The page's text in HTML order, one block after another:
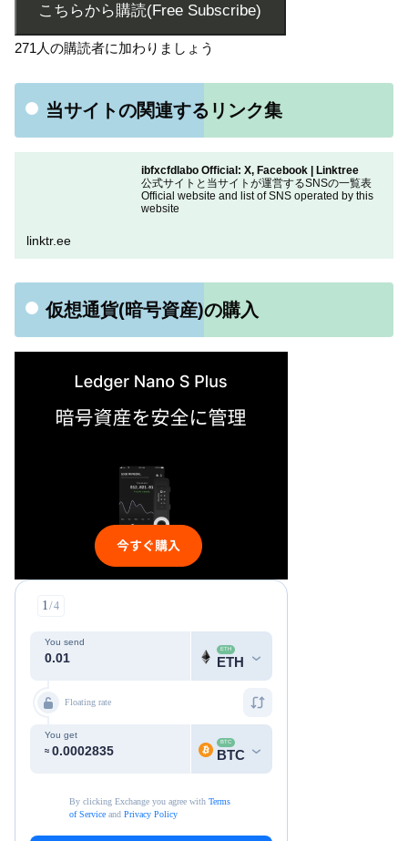
こちらから購読(Free Subscribe)
271人の購読者に加わりましょう
当サイトの関連するリンク集
ibfxcfdlabo Official: X, Facebook | Linktree
公式サイトと当サイトが運営するSNSの一覧表
Official website and list of SNS operated by this
website
linktr.ee
仮想通貨(暗号資産)の購入